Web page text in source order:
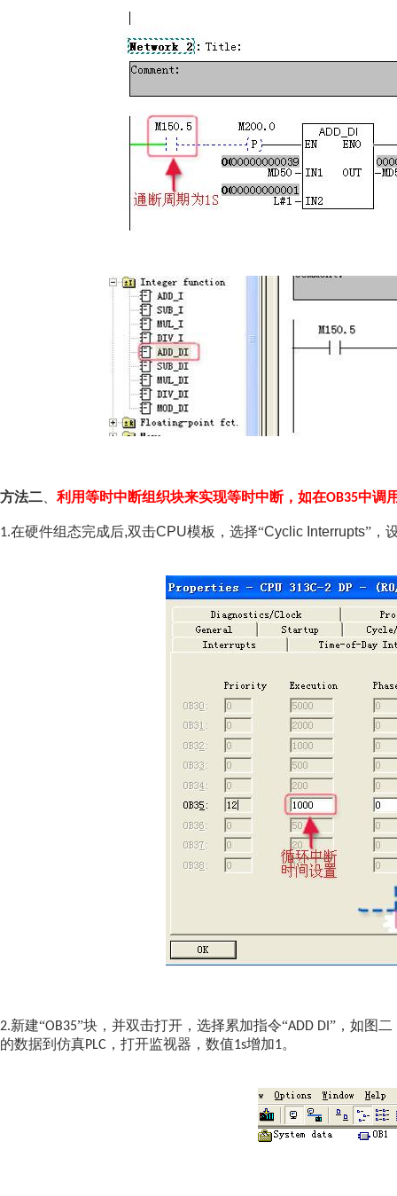
方法二 利用等时中断组织块来实现等时中断，如在OB35中调
1.在硬件组态完成后,双击CPU模板 ，选择“Cyclic Interrupts”，
2.新建“OB35”块，并双击打开，选择累加指令“ADD DI ”，如图二
的数据到仿真PLC ，打开监视器，数值1s增加1。